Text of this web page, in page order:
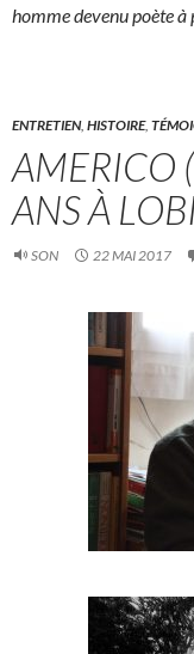
homme devenu poète à
ENTRETIEN, HISTOIRE,
ANS À
SON 22 MAI 2017